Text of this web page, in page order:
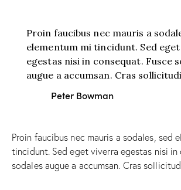
Proin faucibus nec mauris a
elementum mi tincidunt. Sed
egestas nisi in consequat. Fusce
augue a accumsan. Cras
Peter Bowman
Proin faucibus nec mauris a sodales, sed
tincidunt. Sed eget viverra egestas nisi in
sodales augue a accumsan. Cras